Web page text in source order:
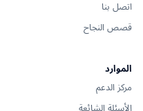
اتصل بنا
قصص النجاح
الموارد
مركز الدعم
الأسئلة الشائعة